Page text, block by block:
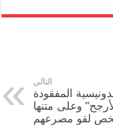
التالي
المفقودة
وعلى متنها